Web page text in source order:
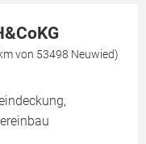
von 53498 Neuwied)